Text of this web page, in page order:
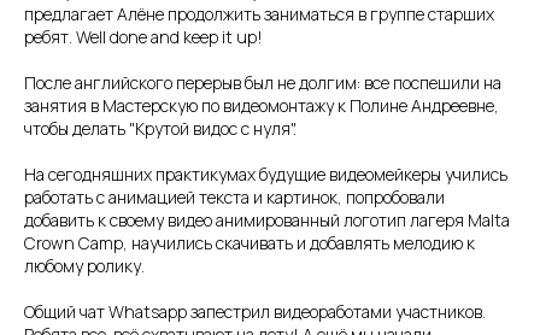
предлагает Алёне продолжить заниматься в группе старших
ребят. Well done and keep it up!
После английского перерыв был не долгим: все поспешили на
занятия в Мастерскую по видеомонтажу к Полине Андреевне,
чтобы делать "Крутой видос с нуля".
На сегодняшних практикумах будущие видеомейкеры учились
работать с анимацией текста и картинок, попробовали
добавить к своему видео анимированный логотип лагеря Malta
Crown Camp, научились скачивать и добавлять мелодию к
любому ролику.
Общий чат Whatsapp запестрил видеоработами участников.